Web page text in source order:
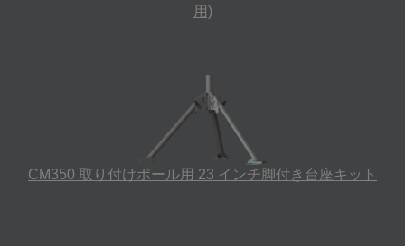
用)
CM350 取り付けポール用 23 インチ脚付き台座キット